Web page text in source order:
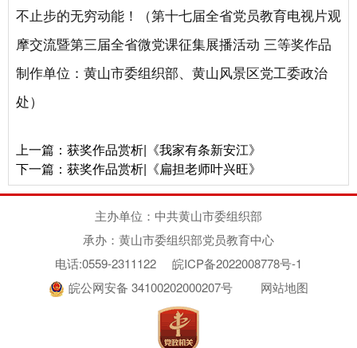
不止步的无穷动能！（第十七届全省党员教育电视片观
摩交流暨第三届全省微党课征集展播活动 三等奖作品
制作单位：黄山市委组织部、黄山风景区党工委政治
处）
上一篇： 获奖作品赏析|《我家有条新安江》
下一篇： 获奖作品赏析|《扁担老师叶兴旺》
主办单位：中共黄山市委组织部
承办：黄山市委组织部党员教育中心
电话:0559-2311122
皖ICP备2022008778号-1
皖公网安备 34100202000207号
网站地图